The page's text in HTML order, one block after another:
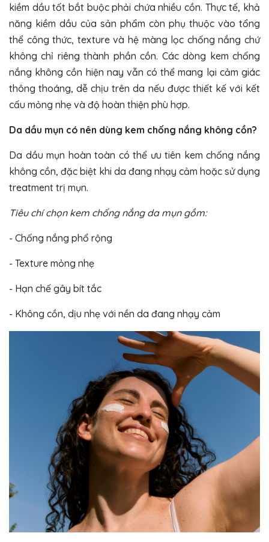
kiềm dầu tốt bắt buộc phải chứa nhiều cồn. Thực tế, khả
năng kiềm dầu của sản phẩm còn phụ thuộc vào tổng
thể công thức, texture và hệ màng lọc chống nắng chứ
không chỉ riêng thành phần cồn. Các dòng kem chống
nắng không cồn hiện nay vẫn có thể mang lại cảm giác
thông thoáng, dễ chịu trên da nếu được thiết kế với kết
cấu mỏng nhẹ và độ hoàn thiện phù hợp.
Da dầu mụn có nên dùng kem chống nắng không cồn?
Da dầu mụn hoàn toàn có thể ưu tiên kem chống nắng
không cồn, đặc biệt khi da đang nhạy cảm hoặc sử dụng
treatment trị mụn.
Tiêu chí chọn kem chống nắng da mụn gồm:
- Chống nắng phổ rộng
- Texture mỏng nhẹ
- Hạn chế gây bít tắc
- Không cồn, dịu nhẹ với nền da đang nhạy cảm